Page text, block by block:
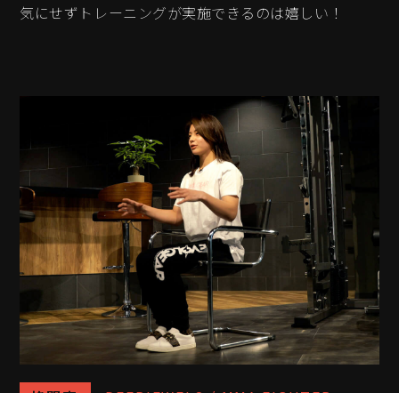
気にせずトレーニングが実施できるのは嬉しい！